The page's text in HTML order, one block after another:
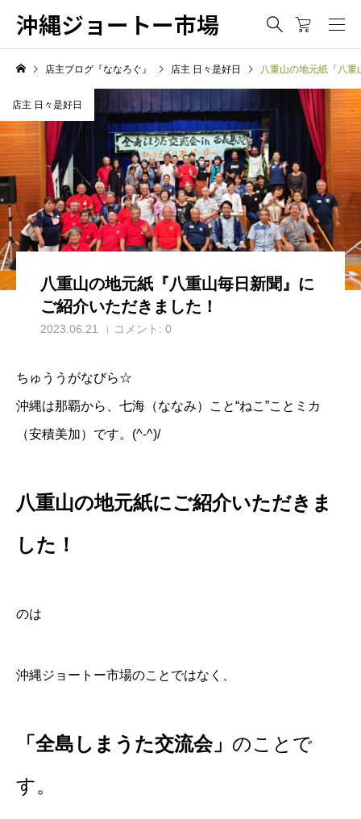
沖縄ジョートー市場
店主ブログ『ななろぐ』 店主 日々是好日 八重山の地元紙『八
店主 日々是好日
八重山の地元紙『八重山毎日新聞』に
ご紹介いただきました！
2023.06.21 コメント: 0
ちゅううがなびら☆
沖縄は那覇から、七海（ななみ）こと“ねこ”ことミカ
（安積美加）です。(^-^)/
八重山の地元紙にご紹介いただきま
した！
のは
沖縄ジョートー市場のことではなく、
「全島しまうた交流会」 のことで
す。